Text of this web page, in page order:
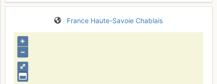
France Haute-Savoie Chablais
⤢
+
–